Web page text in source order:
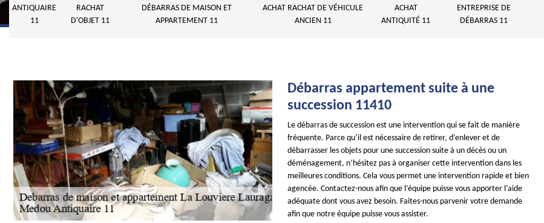
ANTIQUAIRE
11
RACHAT
D'OBJET 11
DÉBARRAS DE MAISON ET
APPARTEMENT 11
ACHAT RACHAT DE VÉHICULE
ANCIEN 11
ACHAT
ANTIQUITÉ 11
ENTREPRISE DE
DÉBARRAS 11
Débarras appartement suite à une
succession 11410
Le débarras de succession est une intervention qui se fait de manière
fréquente. Parce qu’il est nécessaire de retirer, d’enlever et de
débarrasser les objets pour une succession suite à un décès ou un
déménagement, n’hésitez pas à organiser cette intervention dans les
meilleures conditions. Cela vous permet une intervention rapide et bien
agencée. Contactez-nous afin que l’équipe puisse vous apporter l’aide
adéquate dont vous avez besoin. Faites-nous parvenir votre demande
afin que notre équipe puisse vous assister.